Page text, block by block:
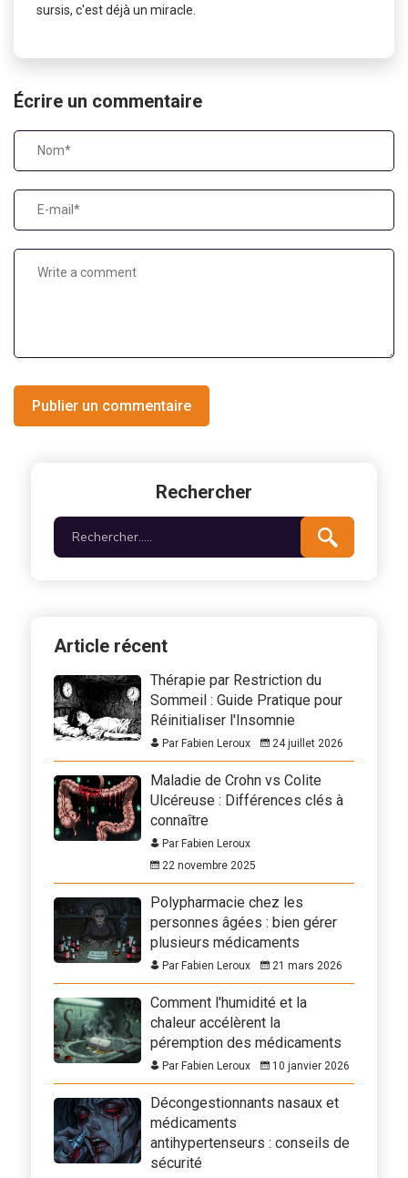
sursis, c'est déjà un miracle.
Écrire un commentaire
Publier un commentaire
Rechercher
Article récent
Thérapie par Restriction du
Sommeil : Guide Pratique pour
Réinitialiser l'Insomnie
Par Fabien Leroux 24 juillet 2026
Maladie de Crohn vs Colite
Ulcéreuse : Différences clés à
connaître
Par Fabien Leroux
22 novembre 2025
Polypharmacie chez les
personnes âgées : bien gérer
plusieurs médicaments
Par Fabien Leroux 21 mars 2026
Comment l'humidité et la
chaleur accélèrent la
péremption des médicaments
Par Fabien Leroux 10 janvier 2026
Décongestionnants nasaux et
médicaments
antihypertenseurs : conseils de
sécurité